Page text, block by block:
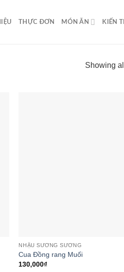
THỰC ĐƠN MÓN ĂN KIẾN
Showing
NHẬU SƯƠNG SƯƠNG
Cua Đồng rang Muối
130,000₫